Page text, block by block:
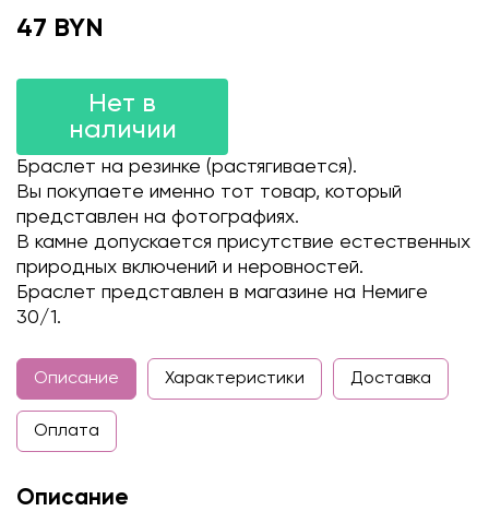
47 BYN
Нет в
наличии
Браслет на резинке (растягивается).
Вы покупаете именно тот товар, который
представлен на фотографиях.
В камне допускается присутствие естественных
природных включений и неровностей.
Браслет представлен в магазине на Немиге
30/1.
Описание Характеристики Доставка
Оплата
Описание